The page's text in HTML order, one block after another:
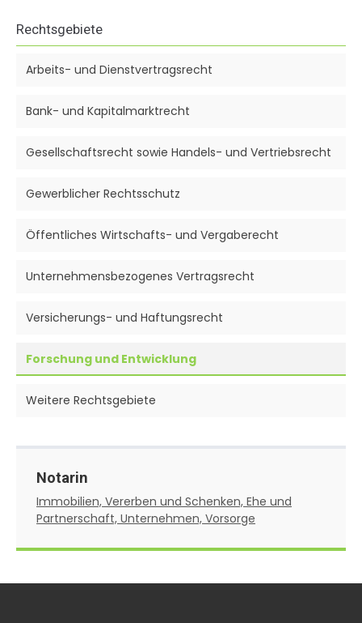
Rechtsgebiete
Arbeits- und Dienstvertragsrecht
Bank- und Kapitalmarktrecht
Gesellschaftsrecht sowie Handels- und Vertriebsrecht
Gewerblicher Rechtsschutz
Öffentliches Wirtschafts- und Vergaberecht
Unternehmensbezogenes Vertragsrecht
Versicherungs- und Haftungsrecht
Forschung und Entwicklung
Weitere Rechtsgebiete
Notarin
Immobilien, Vererben und Schenken, Ehe und
Partnerschaft, Unternehmen, Vorsorge